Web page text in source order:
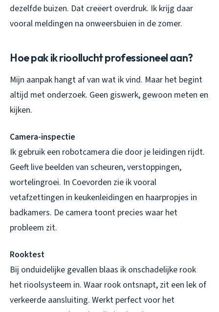
dezelfde buizen. Dat creëert overdruk. Ik krijg daar
vooral meldingen na onweersbuien in de zomer.
Hoe pak ik rioollucht professioneel aan?
Mijn aanpak hangt af van wat ik vind. Maar het begint
altijd met onderzoek. Geen giswerk, gewoon meten en
kijken.
Camera-inspectie
Ik gebruik een robotcamera die door je leidingen rijdt.
Geeft live beelden van scheuren, verstoppingen,
wortelingroei. In Coevorden zie ik vooral
vetafzettingen in keukenleidingen en haarpropjes in
badkamers. De camera toont precies waar het
probleem zit.
Rooktest
Bij onduidelijke gevallen blaas ik onschadelijke rook
het rioolsysteem in. Waar rook ontsnapt, zit een lek of
verkeerde aansluiting. Werkt perfect voor het